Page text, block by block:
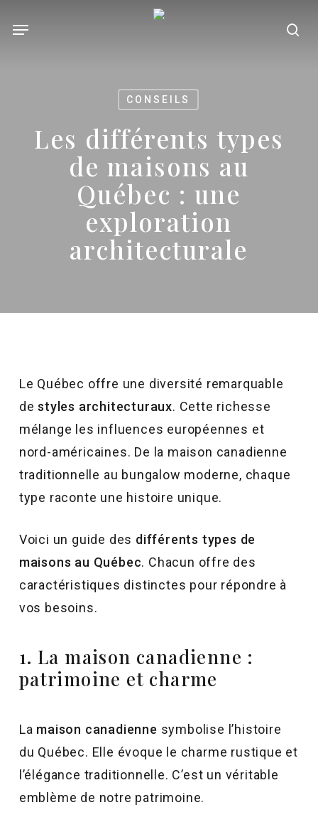
Menu
CONSEILS
Les différents types
de maisons au
Québec : une
exploration
architecturale
Le Québec offre une diversité remarquable
destyles architecturaux. Cette richesse
mélange les influences européennes et
nord-américaines. De la maison canadienne
traditionnelle au bungalow moderne, chaque
type raconte une histoire unique.
Voici un guide des différents types de
maisons au Québec. Chacun offre des
caractéristiques distinctes pour répondre à
vos besoins.
1. La maison canadienne :
patrimoine et charme
La maison canadienne symbolise l’histoire
du Québec. Elle évoque le charme rustique et
l’élégance traditionnelle. C’est un véritable
emblème de notre patrimoine.